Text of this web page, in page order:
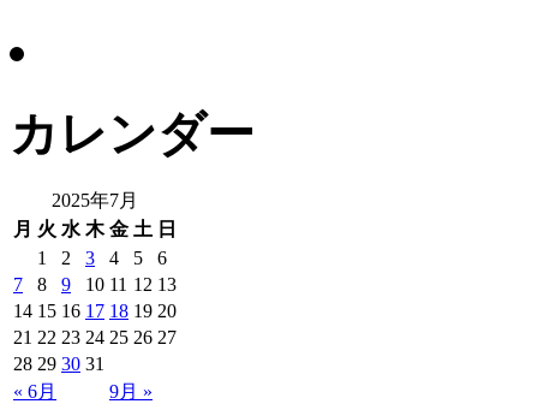
カレンダー
2025年7月
月 火 水 木 金 土 日
« 6月 9月 »
1 2 3 4 5
6
7
8 9 10 11 12 13
14 15 16 17 18 19 20
21 22 23 24 25 26 27
28 29 30 31